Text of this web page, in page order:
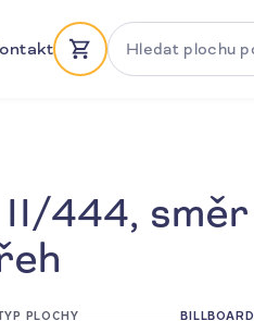
II/444, směr
PLOCHY
BILLBOARD